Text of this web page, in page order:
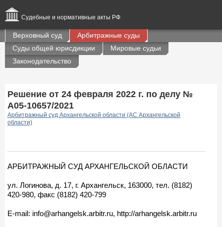
Судебные и нормативные акты РФ
Верховный суд
Арбитражные суды
Суды общей юрисдикции
Мировые судьи
Законодательство
Решение от 24 февраля 2022 г. по делу №
А05-10657/2021
Арбитражный суд Архангельской области (АС Архангельской
области)
АРБИТРАЖНЫЙ СУД АРХАНГЕЛЬСКОЙ ОБЛАСТИ
ул. Логинова, д. 17, г. Архангельск, 163000, тел. (8182)
420-980, факс (8182) 420-799
E-mail: info@arhangelsk.arbitr.ru, http://arhangelsk.arbitr.ru